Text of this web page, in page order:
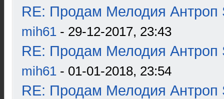
RE: Продам Мелодия Антроп
mih61 - 29-12-2017, 23:43
RE: Продам Мелодия Антроп
mih61 - 01-01-2018, 23:54
RE: Продам Мелодия Антроп